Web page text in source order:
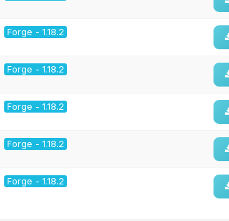
Forge - 1.18.2
Forge - 1.18.2
Forge - 1.18.2
Forge - 1.18.2
Forge - 1.18.2